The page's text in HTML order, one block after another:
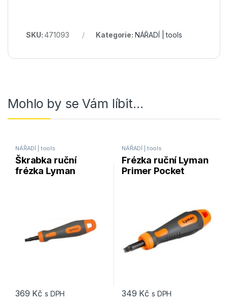
SKU:471093 Kategorie: NÁŘADÍ | tools
Mohlo by se Vám líbit…
NÁŘADÍ | tools
Škrabka ruční
frézka Lyman
369 Kč s DPH
NÁŘADÍ | tools
Frézka ruční Lyman
Primer Pocket
349 Kč s DPH